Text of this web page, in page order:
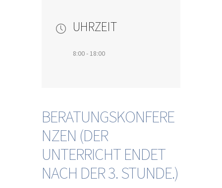
UHRZEIT
8:00 - 18:00
BERATUNGSKONFERE
NZEN (DER
UNTERRICHT ENDET
NACH DER 3. STUNDE.)